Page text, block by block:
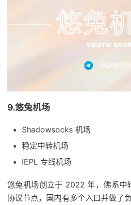
9.悠兔机场
Shadowsocks 机场
稳定中转机场
IEPL 专线机场
悠兔机场创立于 2022 年，佛系中
协议节点，国内有多个入口并做了